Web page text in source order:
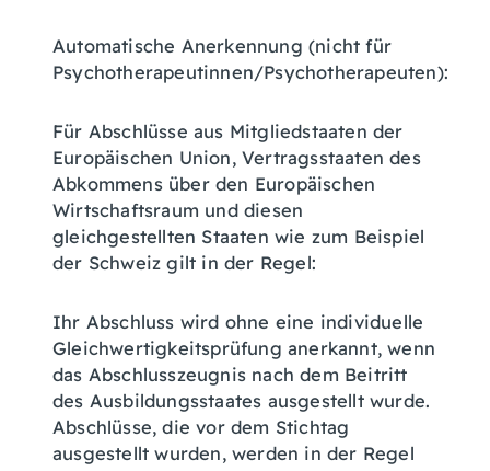
Automatische Anerkennung (nicht für
Psychotherapeutinnen/Psychotherapeuten):
Für Abschlüsse aus Mitgliedstaaten der
Europäischen Union, Vertragsstaaten des
Abkommens über den Europäischen
Wirtschaftsraum und diesen
gleichgestellten Staaten wie zum Beispiel
der Schweiz gilt in der Regel:
Ihr Abschluss wird ohne eine individuelle
Gleichwertigkeitsprüfung anerkannt, wenn
das Abschlusszeugnis nach dem Beitritt
des Ausbildungsstaates ausgestellt wurde.
Abschlüsse, die vor dem Stichtag
ausgestellt wurden, werden in der Regel